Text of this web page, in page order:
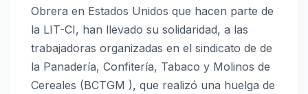
Obrera en Estados Unidos que hacen parte de
la LIT-CI, han llevado su solidaridad, a las
trabajadoras organizadas en el sindicato de de
la Panadería, Confitería, Tabaco y Molinos de
Cereales (BCTGM ), que realizó una huelga de